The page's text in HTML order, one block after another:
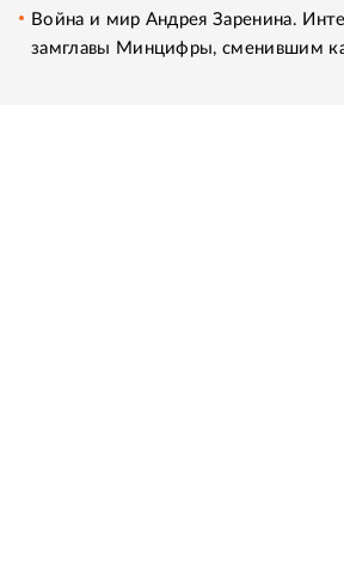
Война и мир Андрея Заренина.
замглавы Минцифры, сменившим